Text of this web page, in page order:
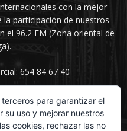
con la mejor
participación de nuestros
el 96.2 FM (Zona oriental de
654 84 67 40
para garantizar el
su uso y mejorar nuestros
cookies, rechazar las no